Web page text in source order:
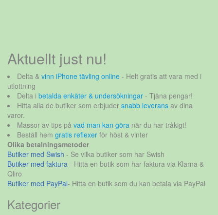
Aktuellt just nu!
Delta & vinn iPhone tävling online - Helt gratis att vara med i
utlottning
Delta i betalda enkäter & undersökningar - Tjäna pengar!
Hitta alla de butiker som erbjuder snabb leverans av dina
varor.
Massor av tips på vad man kan göra när du har tråkigt!
Beställ hem gratis reflexer för höst & vinter
Olika betalningsmetoder
Butiker med Swish - Se vilka butiker som har Swish
Butiker med faktura - Hitta en butik som har faktura via Klarna &
Qliro
Butiker med PayPal- Hitta en butik som du kan betala via PayPal
Kategorier